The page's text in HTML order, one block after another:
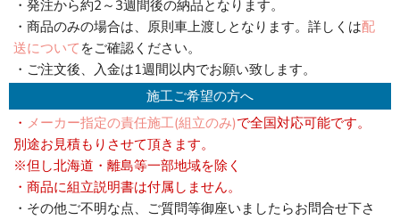
・発注から約2～3週間後の納品となります。
・商品のみの場合は、原則車上渡しとなります。詳しくは配
送について をご確認ください。
・ご注文後、入金は1週間以内でお願い致します。
施工ご希望の方へ
・ メーカー指定の責任施工(組立のみ)で全国対応可能です。
別途お見積もりさせて頂きます。
※但し北海道・離島等一部地域を除く
・商品に組立説明書は付属しません。
・その他ご不明な点、ご質問等御座いましたらお問合せ下さ